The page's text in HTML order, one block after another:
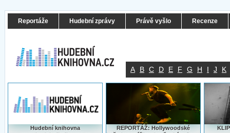
Reportáže Hudební zprávy Právě vyšlo Recenze
A B C D E F G H I J K
Hudební knihovna
REPORTÁŽ: Hollywoodské